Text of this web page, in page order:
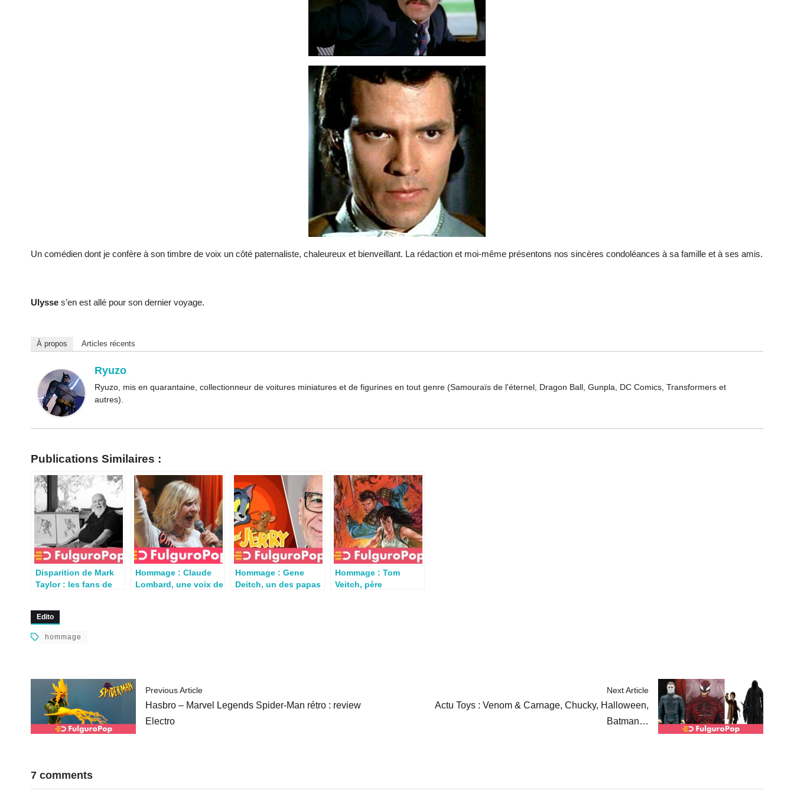
Un comédien dont je confère à son timbre de voix un côté paternaliste, chaleureux et bienveillant. La rédaction et moi-même présentons nos sincères condoléances à sa famille et à ses amis.
Ulysse s’en est allé pour son dernier voyage.
À propos Articles récents
Ryuzo
Ryuzo, mis en quarantaine, collectionneur de voitures miniatures et de figurines en tout genre (Samouraïs de l'éternel, Dragon Ball, Gunpla, DC Comics, Transformers et
autres).
Publications Similaires :
Disparition de Mark
Taylor : les fans de
Hommage : Claude
Lombard, une voix de
Hommage : Gene
Deitch, un des papas
Hommage : Tom
Veitch, père
Edito
hommage
Previous Article
Hasbro – Marvel Legends Spider-Man rétro : review
Electro
Next Article
Actu Toys : Venom & Carnage, Chucky, Halloween,
Batman…
7 comments